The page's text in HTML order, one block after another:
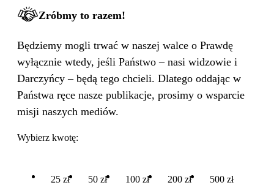
Zróbmy to razem!
Będziemy mogli trwać w naszej walce o Prawdę
wyłącznie wtedy, jeśli Państwo – nasi widzowie i
Darczyńcy – będą tego chcieli. Dlatego oddając w
Państwa ręce nasze publikacje, prosimy o wsparcie
misji naszych mediów.
Wybierz kwotę:
25 zł 50 zł 100 zł 200 zł 500 zł